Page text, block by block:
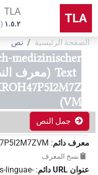
TLA
TLA
۱.٥.٢ (
الصفحة الرئيسية نص
medizinischer
Text (معرف
VM)
جمل النص
معرف دائم:
نسخ المعرف
عنوان‏ ‏URL‏ دائم :
linguae-